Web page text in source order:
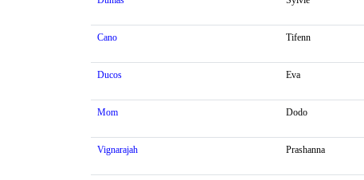
Cano Tifenn
Ducos Eva
Mom Dodo
Vignarajah Prashanna